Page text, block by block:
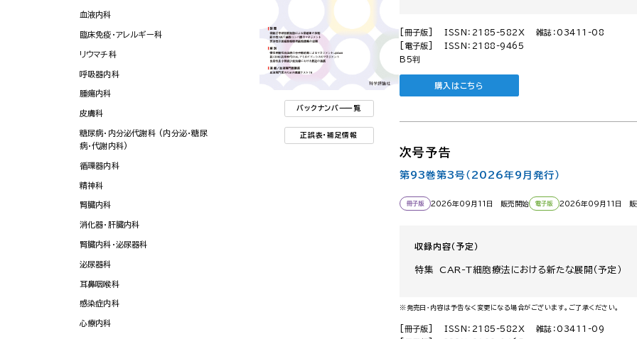
血液内科
臨床免疫・アレルギー科
リウマチ科
呼吸器内科
腫瘍内科
皮膚科
糖尿病・内分泌代謝科 (内分泌・糖尿
病・代謝内科)
循環器内科
精神科
腎臓内科
消化器・肝臓内科
腎臓内科・泌尿器科
泌尿器科
耳鼻咽喉科
感染症内科
心療内科
バックナンバー一覧
正誤表・補足情報
[冊子版] ISSN：2185-582X
雑誌：03411-08
[電子版]
ISSN：2188-9465
B5判
購入はこちら
次号予告
第93巻第3号（2026年9月発行）
冊子版 2026年09月11日 販売開始 電子版 2026年09月11日 販
収録内容（予定）
特集 CAR-T細胞療法における新たな展開（予定）
※発売日・内容は予告なく変更になる場合がございます。ご了承ください。
[冊子版] ISSN：2185-582X
雑誌：03411-09